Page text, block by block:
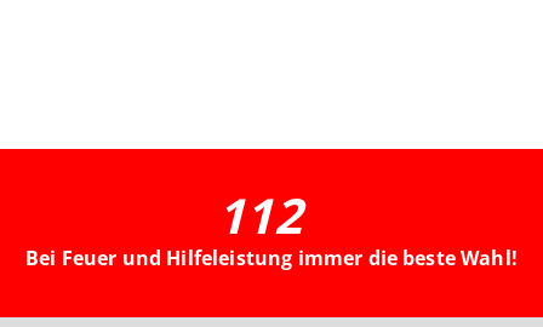
112
Bei Feuer und Hilfeleistung immer die beste Wahl!